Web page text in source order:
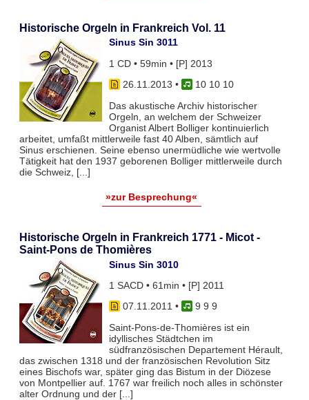
Historische Orgeln in Frankreich Vol. 11
Sinus Sin 3011
1 CD • 59min • [P] 2013
26.11.2013 •
10 10 10
Das akustische Archiv historischer
Orgeln, an welchem der Schweizer
Organist Albert Bolliger kontinuierlich
arbeitet, umfaßt mittlerweile fast 40 Alben, sämtlich auf
Sinus erschienen. Seine ebenso unermüdliche wie wertvolle
Tätigkeit hat den 1937 geborenen Bolliger mittlerweile durch
die Schweiz, [...]
»zur Besprechung«
Historische Orgeln in Frankreich 1771 - Micot -
Saint-Pons de Thomières
Sinus Sin 3010
1 SACD • 61min • [P] 2011
07.11.2011 •
9 9 9
Saint-Pons-de-Thomières ist ein
idyllisches Städtchen im
südfranzösischen Departement Hérault,
das zwischen 1318 und der französischen Revolution Sitz
eines Bischofs war, später ging das Bistum in der Diözese
von Montpellier auf. 1767 war freilich noch alles in schönster
alter Ordnung und der [...]